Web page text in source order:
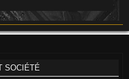
SOCIÉTÉ